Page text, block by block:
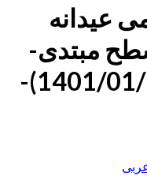
عیدانه
سال1401-سطح مبتدی-
جلسه چهاردهم-(1401/01/18)-